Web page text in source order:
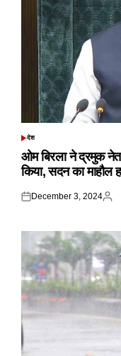
POSTED
देश
ओम बिरला ने द्रमुक
किया, सदन का
Posted
December 3, 2024